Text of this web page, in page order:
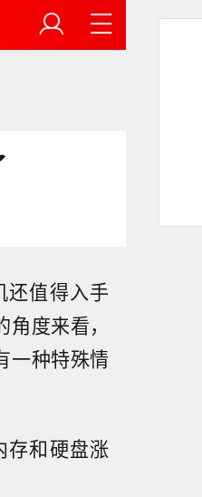
还值得入手
度来看，
一种特殊情
存和硬盘涨